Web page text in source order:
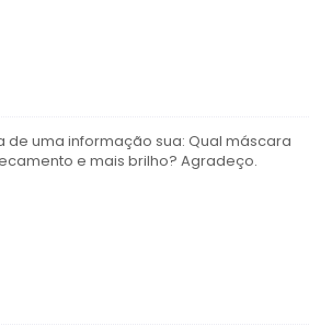
de uma informação sua: Qual máscara
e mais brilho? Agradeço.